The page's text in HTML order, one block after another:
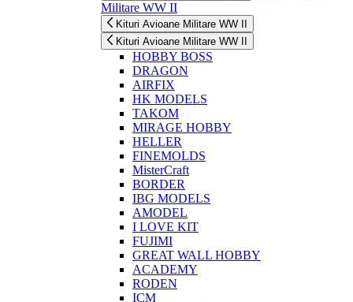
Militare WW II
Kituri Avioane Militare WW II
Kituri Avioane Militare WW II
HOBBY BOSS
DRAGON
AIRFIX
HK MODELS
TAKOM
MIRAGE HOBBY
HELLER
FINEMOLDS
MisterCraft
BORDER
IBG MODELS
AMODEL
I LOVE KIT
FUJIMI
GREAT WALL HOBBY
ACADEMY
RODEN
ICM